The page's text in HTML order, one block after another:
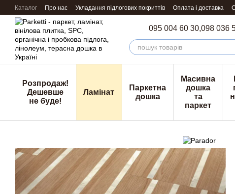
Перейти к основному контенту
Каталог Про нас Укладання підлогових покриттів Оплата і доставка
095 004 60 30,098 036
Розпродаж!
Дешевше
не буде!
Ламінат
Паркетна
дошка
Масивна
дошка
та
паркет